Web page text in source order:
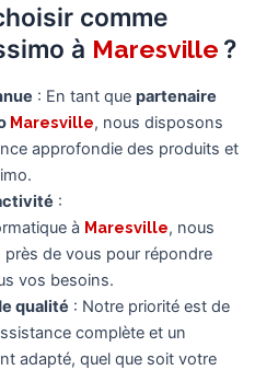
comme
à Maresville ?
: En tant que partenaire
Maresville, nous disposons
approfondie des produits et
:
à Maresville, nous
près de vous pour répondre
vos besoins.
qualité : Notre priorité est de
complète et un
adapté, quel que soit votre